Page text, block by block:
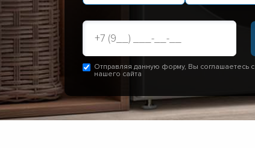
Отправляя данную форму, Вы соглашаетесь с
нашего сайта